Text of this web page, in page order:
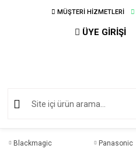
MÜŞTERİ HİZMETLERİ
ÜYE GİRİŞİ
Blackmagic Panasonic